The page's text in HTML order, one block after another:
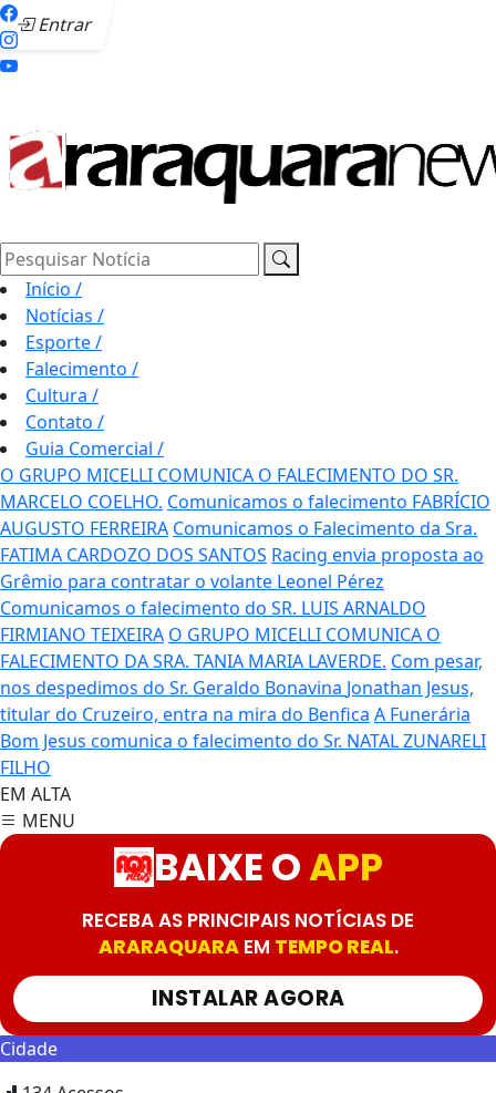
Entrar
Pesquisar Notícia
Início /
Notícias /
Esporte/
Falecimento /
Cultura /
Contato /
Guia Comercial /
O GRUPO MICELLI COMUNICA O FALECIMENTO DO SR.
MARCELO COELHO. Comunicamos o falecimento FABRÍCIO
AUGUSTO FERREIRA Comunicamos o Falecimento da Sra.
FATIMA CARDOZO DOS SANTOS Racing envia proposta ao
Grêmio para contratar o volante Leonel Pérez
Comunicamos o falecimento do SR. LUIS ARNALDO
FIRMIANO TEIXEIRA O GRUPO MICELLI COMUNICA O
FALECIMENTO DA SRA. TANIA MARIA LAVERDE. Com pesar,
nos despedimos do Sr. Geraldo Bonavina Jonathan Jesus,
titular do Cruzeiro, entra na mira do Benfica A Funerária
Bom Jesus comunica o falecimento do Sr. NATAL ZUNARELI
FILHO
EM ALTA
MENU
BAIXE OAPP
RECEBA AS PRINCIPAIS NOTÍCIAS DE
ARARAQUARAEM TEMPO REAL.
INSTALAR AGORA
Cidade